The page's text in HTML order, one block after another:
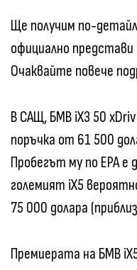
Ще получим по-
официално
Очаквайте повече
В САЩ, БМВ iX3 50
поръчка от 61 500
Пробегът му по EPA
големият iX5
75 000 долара
Премиерата на БМВ